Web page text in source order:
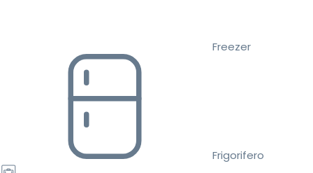
Freezer
Frigorifero